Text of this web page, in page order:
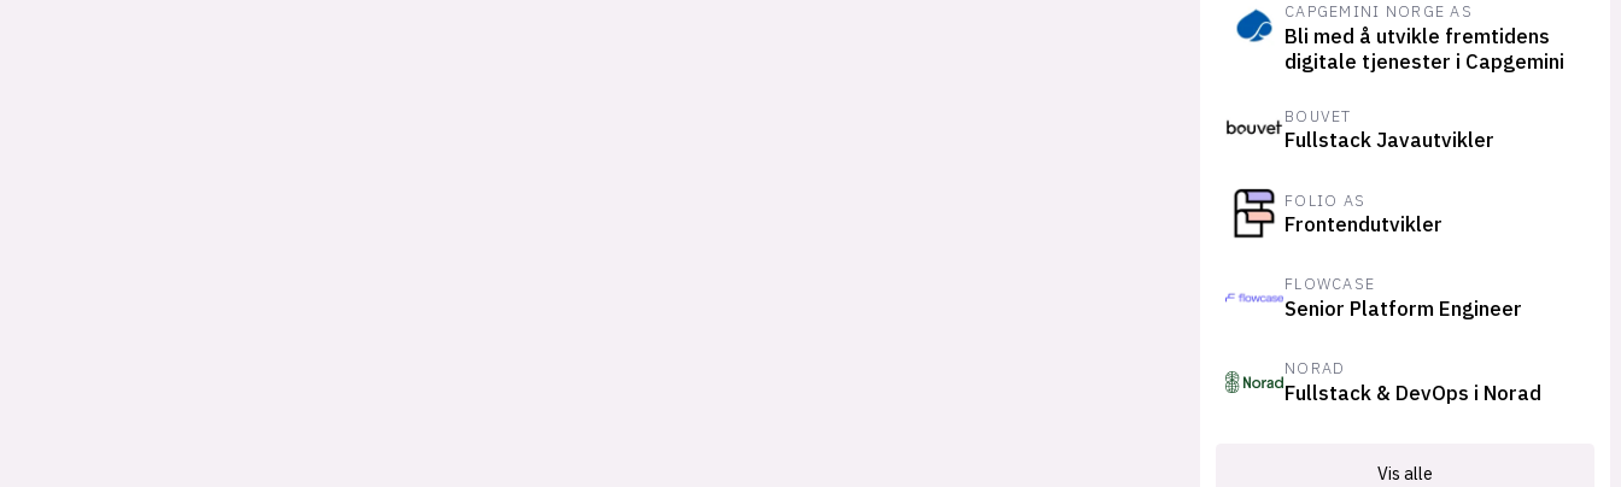
CAPGEMINI NORGE AS
Bli med å utvikle fremtidens
digitale tjenester i Capgemini
BOUVET
Fullstack Javautvikler
FOLIO AS
Frontendutvikler
FLOWCASE
Senior Platform Engineer
NORAD
Fullstack & DevOps i Norad
Vis alle